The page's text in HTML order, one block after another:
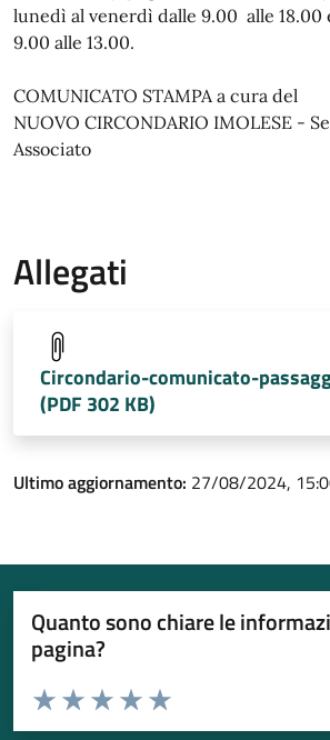
lunedì al venerdì dalle 9.00 alle 18.00
9.00 alle 13.00.
COMUNICATO STAMPA a cura del
NUOVO CIRCONDARIO IMOLESE -
Associato
Allegati
Circondario-comunicato-
(PDF 302 KB)
Ultimo aggiornamento: 27/08/2024,
Quanto sono chiare le
pagina?
Valuta da 1 a 5 stelle la pagina
Valuta 5 stelle su 5
Valuta 4 stelle su 5
Valuta 3 stelle su 5
Valuta 2 stelle su 5
Valuta 1 stelle su 5